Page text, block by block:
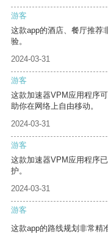
游客
这款app的酒店、餐厅推荐
验。
2024-03-31
游客
这款加速器VPM应用程序
助你在网络上自由移动。
2024-03-31
游客
这款加速器VPM应用程序
护。
2024-03-31
游客
这款app的路线规划非常精